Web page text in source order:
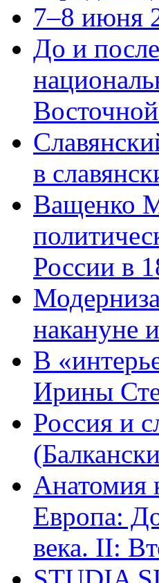
7–8 июня
До и
в
Ващенко
России в
накануне
В
Ирины
Россия и
Анатомия
Европа:
века. II: